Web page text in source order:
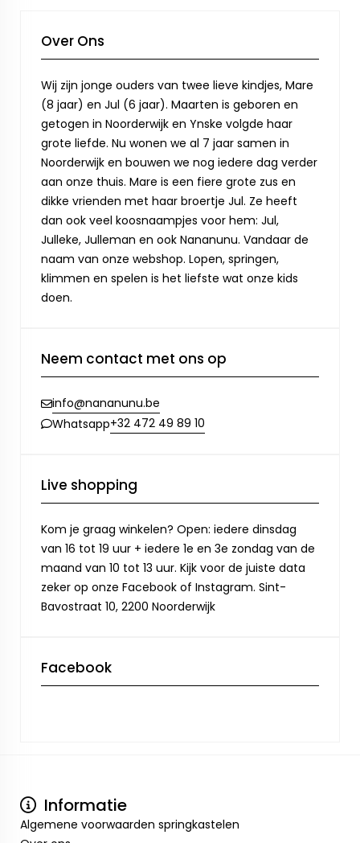
Over Ons
Wij zijn jonge ouders van twee lieve kindjes, Mare
(8 jaar) en Jul (6 jaar). Maarten is geboren en
getogen in Noorderwijk en Ynske volgde haar
grote liefde. Nu wonen we al 7 jaar samen in
Noorderwijk en bouwen we nog iedere dag verder
aan onze thuis. Mare is een fiere grote zus en
dikke vrienden met haar broertje Jul. Ze heeft
dan ook veel koosnaampjes voor hem: Jul,
Julleke, Julleman en ook Nananunu. Vandaar de
naam van onze webshop. Lopen, springen,
klimmen en spelen is het liefste wat onze kids
doen.
Neem contact met ons op
info@nananunu.be
Whatsapp+32 472 49 89 10
Live shopping
Kom je graag winkelen? Open: iedere dinsdag
van 16 tot 19 uur + iedere 1e en 3e zondag van de
maand van 10 tot 13 uur. Kijk voor de juiste data
zeker op onze Facebook of Instagram. Sint-
Bavostraat 10, 2200 Noorderwijk
Facebook
Informatie
Algemene voorwaarden springkastelen